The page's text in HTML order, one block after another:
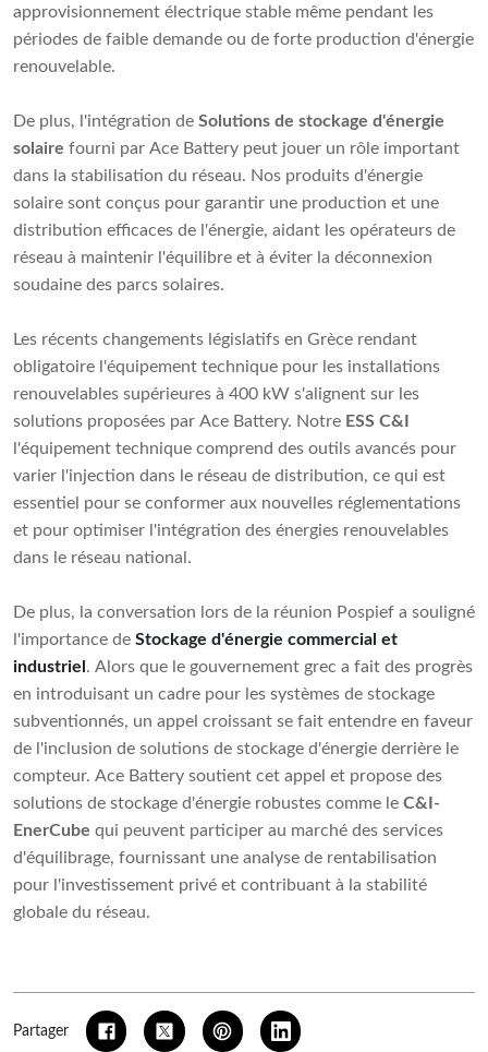
approvisionnement électrique stable même pendant les
périodes de faible demande ou de forte production d'énergie
renouvelable.
De plus, l'intégration de Solutions de stockage d'énergie
solaire fourni par Ace Battery peut jouer un rôle important
dans la stabilisation du réseau. Nos produits d'énergie
solaire sont conçus pour garantir une production et une
distribution efficaces de l'énergie, aidant les opérateurs de
réseau à maintenir l'équilibre et à éviter la déconnexion
soudaine des parcs solaires.
Les récents changements législatifs en Grèce rendant
obligatoire l'équipement technique pour les installations
renouvelables supérieures à 400 kW s'alignent sur les
solutions proposées par Ace Battery. Notre ESS C&I
l'équipement technique comprend des outils avancés pour
varier l'injection dans le réseau de distribution, ce qui est
essentiel pour se conformer aux nouvelles réglementations
et pour optimiser l'intégration des énergies renouvelables
dans le réseau national.
De plus, la conversation lors de la réunion Pospief a souligné
l'importance de Stockage d'énergie commercial et
industriel . Alors que le gouvernement grec a fait des progrès
en introduisant un cadre pour les systèmes de stockage
subventionnés, un appel croissant se fait entendre en faveur
de l'inclusion de solutions de stockage d'énergie derrière le
compteur. Ace Battery soutient cet appel et propose des
solutions de stockage d'énergie robustes comme le C&I-
EnerCube qui peuvent participer au marché des services
d'équilibrage, fournissant une analyse de rentabilisation
pour l'investissement privé et contribuant à la stabilité
globale du réseau.
Partager